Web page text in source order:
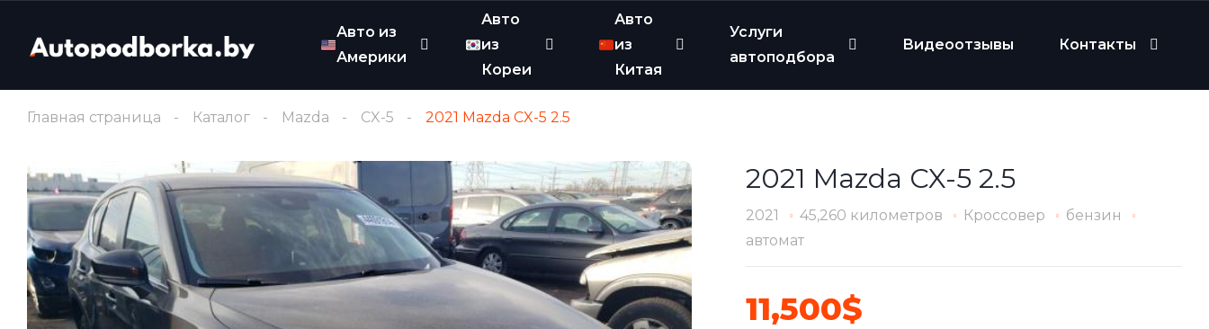
Авто из
Америки
Авто
из
Кореи
Авто
из
Китая
Услуги
автоподбора
Видеоотзывы Контакты
Главная страница Каталог Mazda CX-5 2021 Mazda CX-5 2.5
2021 Mazda CX-5 2.5
2021 45,260 километров Кроссовер
бензин
автомат
11,500$